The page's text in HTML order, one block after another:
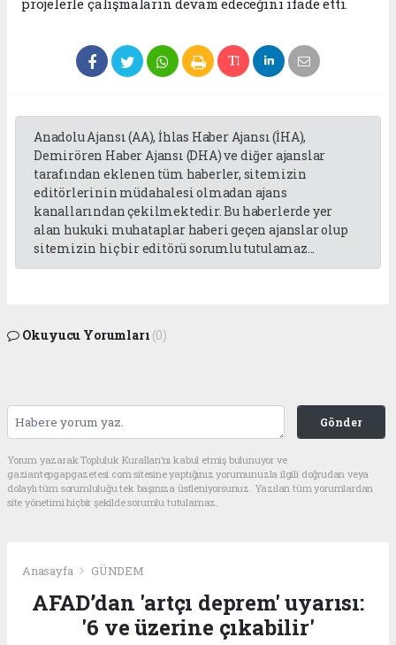
projelerle çalışmaların devam edeceğini ifade etti.
Anadolu Ajansı (AA), İhlas Haber Ajansı (İHA),
Demirören Haber Ajansı (DHA) ve diğer ajanslar
tarafından eklenen tüm haberler, sitemizin
editörlerinin müdahalesi olmadan ajans
kanallarından çekilmektedir. Bu haberlerde yer
alan hukuki muhataplar haberi geçen ajanslar olup
sitemizin hiç bir editörü sorumlu tutulamaz...
Okuyucu Yorumları (0)
Gönder
Yorum yazarak Topluluk Kuralları’nı kabul etmiş bulunuyor ve
gaziantepgapgazetesi.com sitesine yaptığınız yorumunuzla ilgili doğrudan veya
dolaylı tüm sorumluluğu tek başınıza üstleniyorsunuz. Yazılan tüm yorumlardan
site yönetimi hiçbir şekilde sorumlu tutulamaz.
Anasayfa GÜNDEM
AFAD’dan 'artçı deprem' uyarısı:
'6 ve üzerine çıkabilir'